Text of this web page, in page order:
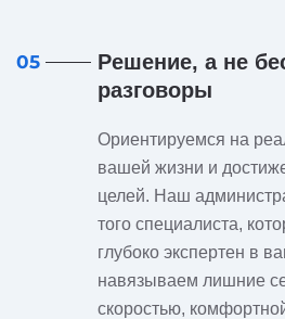
05
Решение, а не
разговоры
Ориентируемся на
вашей жизни и
целей. Наш
того специалиста,
глубоко экспертен в
навязываем лишние
скоростью,